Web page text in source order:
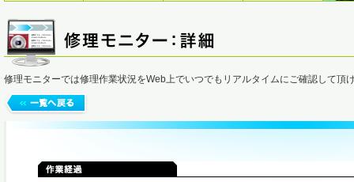
修理モニターでは修理作業状況をWeb上でいつでもリアルタイムにご確認して頂